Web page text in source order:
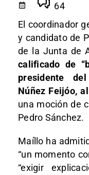
64
El coordinador
y candidato de
de la Junta de
calificado de
presidente
Núñez Feijóo,
una moción de
Pedro Sánchez.
Maíllo ha
“un momento
“exigir